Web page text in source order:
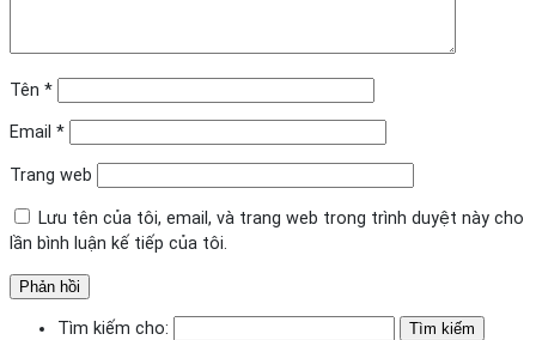
Tên *
Email *
Trang web
Lưu tên của tôi, email, và trang web trong trình duyệt này cho
lần bình luận kế tiếp của tôi.
Tìm kiếm cho: